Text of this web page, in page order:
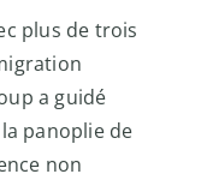
plus de trois
a guidé
panoplie de
non